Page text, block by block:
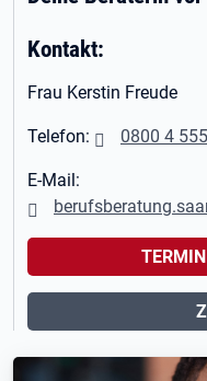
Kontakt:
Frau Kerstin Freude
Telefon: 0800 4
E-Mail: